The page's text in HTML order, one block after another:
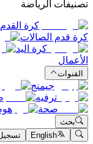
تصنيفات الرياضة
كرة القدم
كرة قدم الصالات
كرة اليد
الأعمال
القنوات
جيمنج
ترفيه
صحة
بحث
English